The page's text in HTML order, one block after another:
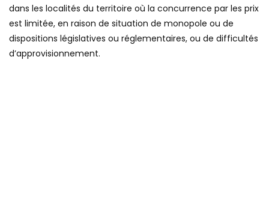
dans les localités du territoire où la concurrence par les prix
est limitée, en raison de situation de monopole ou de
dispositions législatives ou réglementaires, ou de difficultés
d’approvisionnement.